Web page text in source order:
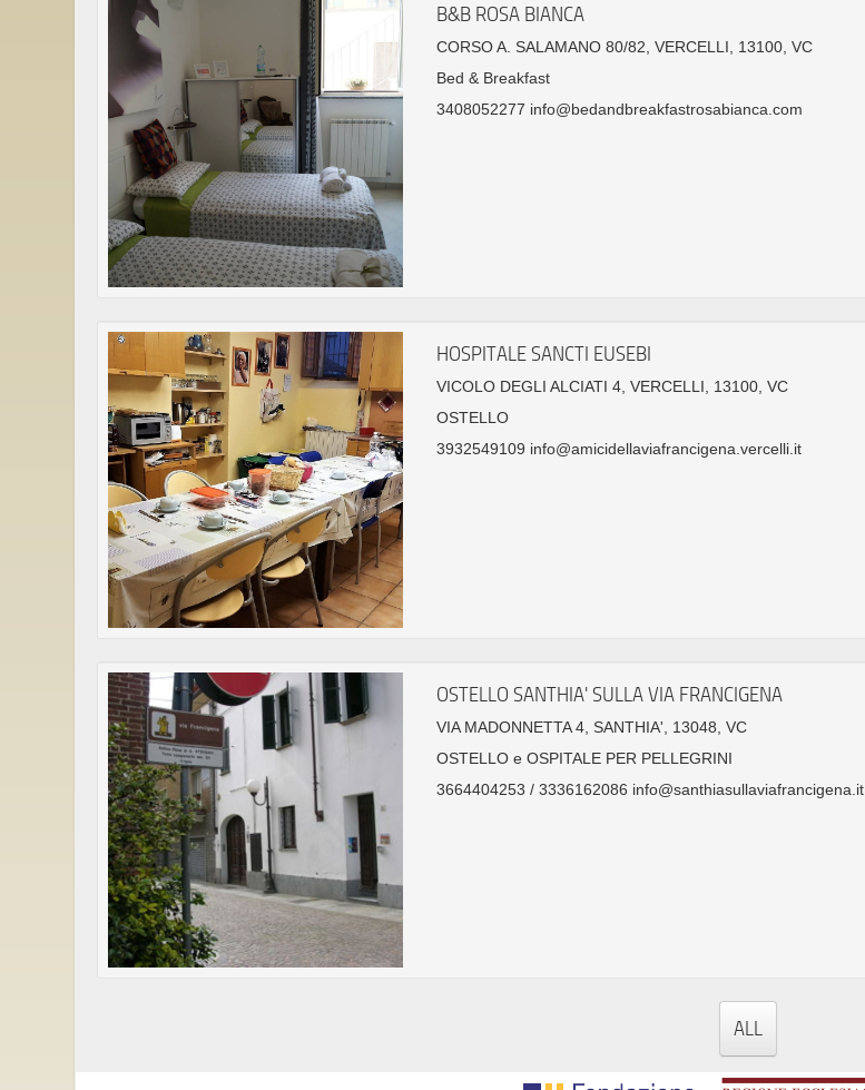
B&B ROSA BIANCA
CORSO A. SALAMANO 80/82, VERCELLI, 13100, VC
Bed & Breakfast
3408052277 info@bedandbreakfastrosabianca.com
HOSPITALE SANCTI EUSEBI
VICOLO DEGLI ALCIATI 4, VERCELLI, 13100, VC
OSTELLO
3932549109 info@amicidellaviafrancigena.vercelli.it
OSTELLO SANTHIA' SULLA VIA FRANCIGENA
VIA MADONNETTA 4, SANTHIA', 13048, VC
OSTELLO e OSPITALE PER PELLEGRINI
3664404253 / 3336162086 info@santhiasullaviafrancigena.it
ALL